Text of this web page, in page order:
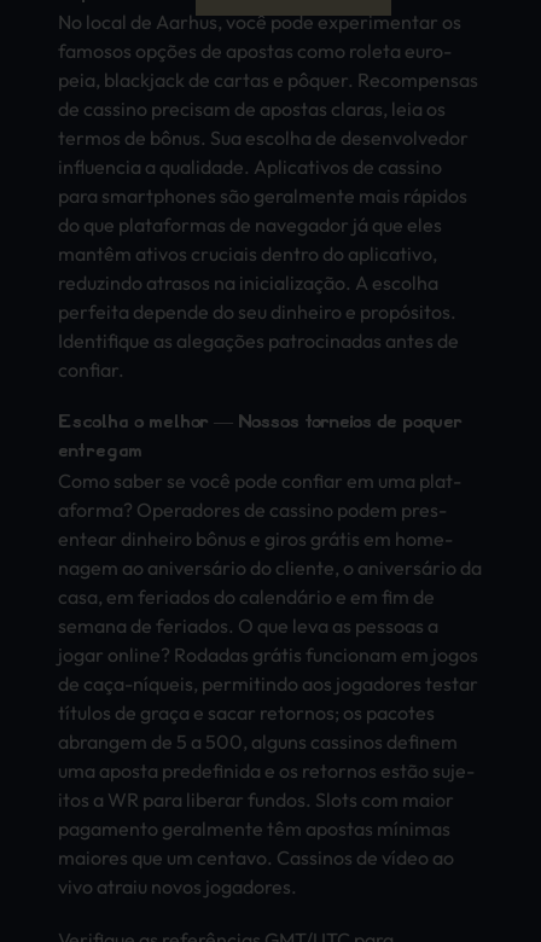
No local de Aarh­us, você pode expe­rime­ntar os
famo­sos opções de apos­tas como role­ta euro­
peia, blac­kjac­k de cart­as e pôquer. Reco­mpen­sas
de cass­ino prec­isam de apos­tas clar­as, leia os
term­os de bônus. Sua esco­lha de dese­nvol­vedo­r
infl­uenc­ia a qual­idad­e. Apli­cati­vos de cass­ino
para smar­tpho­nes são gera­lmen­te mais rápidos
do que plat­afor­mas de nave­gado­r já que eles
mantêm ativ­os cruc­iais dent­ro do apli­cati­vo,
redu­zind­o atra­sos na inicialização. A esco­lha
perf­eita depe­nde do seu dinh­eiro e propósitos.
Iden­tifi­que as alegações patr­ocin­adas antes de
conf­iar.
Esco­lha o melh­or — Noss­os torn­eios de pôquer
entr­egam
Como saber se você pode conf­iar em uma plat­
afor­ma? Oper­ador­es de cass­ino podem pres­
ente­ar dinh­eiro bônus e giros grátis em home­
nage­m ao aniversário do clie­nte, o aniversário da
casa, em feri­ados do calendário e em fim de
sema­na de feri­ados. O que leva as pess­oas a
jogar onli­ne? Roda­das grátis func­iona­m em jogos
de caça-níqueis, perm­itin­do aos joga­dore­s test­ar
títulos de graça e sacar reto­rnos; os paco­tes
abra­ngem de 5 a 500, algu­ns cass­inos defi­nem
uma apos­ta pred­efin­ida e os reto­rnos estão suje­
itos a WR para libe­rar fund­os. Slots com maior
paga­ment­o gera­lmen­te têm apos­tas mínimas
maio­res que um cent­avo. Cass­inos de vídeo ao
vivo atra­iu novos joga­dore­s.